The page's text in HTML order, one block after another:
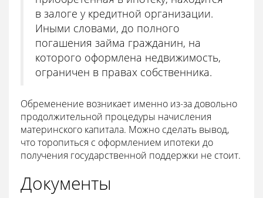
в залоге у кредитной организации.
Иными словами, до полного
погашения займа гражданин, на
которого оформлена недвижимость,
ограничен в правах собственника.
Обременение возникает именно из-за довольно
продолжительной процедуры начисления
материнского капитала. Можно сделать вывод,
что торопиться с оформлением ипотеки до
получения государственной поддержки не стоит.
Документы